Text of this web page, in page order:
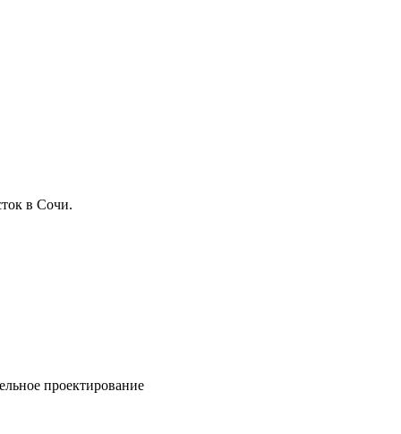
в Сочи.
проектирование